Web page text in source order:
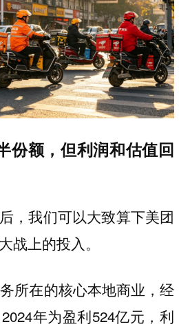
份额，但利润和估值回
，我们可以大致算下美团
战上的投入。
所在的核心本地商业，经
年为盈利524亿元，利